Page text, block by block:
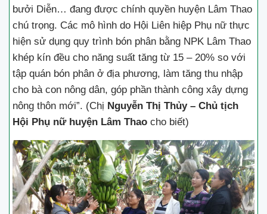
bưởi Diễn… đang được chính quyền huyện Lâm Thao
chú trọng. Các mô hình do Hội Liên hiệp Phụ nữ thực
hiện sử dụng quy trình bón phân bằng NPK Lâm Thao
khép kín đều cho năng suất tăng từ 15 – 20% so với
tập quán bón phân ở địa phương, làm tăng thu nhập
cho bà con nông dân, góp phần thành công xây dựng
nông thôn mới”. (Chị Nguyễn Thị Thủy – Chủ tịch
Hội Phụ nữ huyện Lâm Thao cho biết)